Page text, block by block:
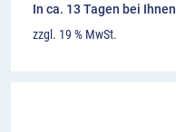
In ca. 13 Tagen bei Ihnen
zzgl. 19 % MwSt.